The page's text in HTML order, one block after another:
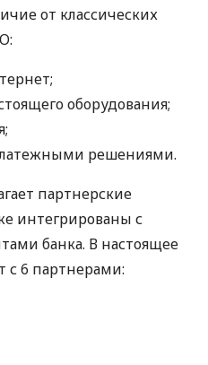
от классических
оборудования;
решениями.
партнерские
интегрированы с
банка. В настоящее
с 6 партнерами: